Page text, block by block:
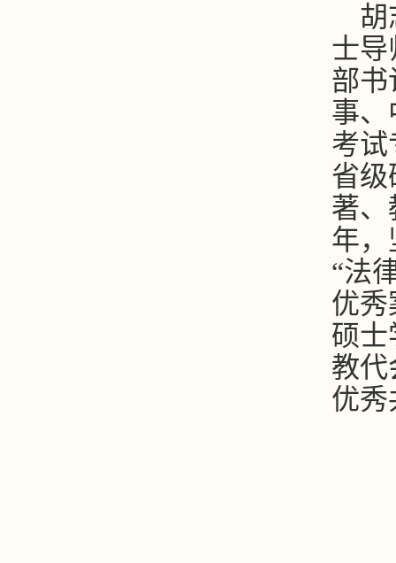
胡
士导
部书
事、
考试
省级
著、
年，
“法
优秀
硕士
教代
优秀